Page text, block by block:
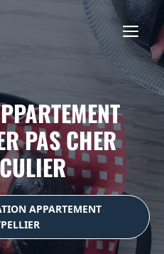
PAS CHER
APPARTEMENT